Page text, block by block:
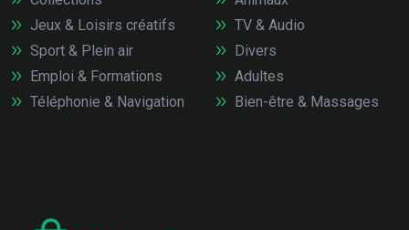
Jeux & Loisirs créatifs
Sport & Plein air
Emploi & Formations
Téléphonie & Navigation
TV & Audio
Divers
Adultes
Bien-être & Massages